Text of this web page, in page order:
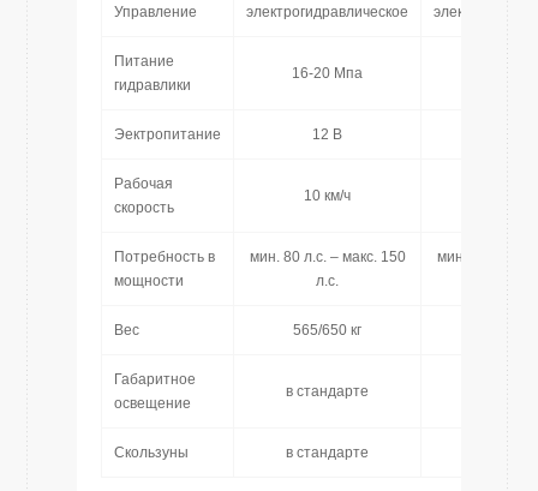
Управление электрогидравлическое
Питание
гидравлики
16-20 Мпа 16-20
Эектропитание 12 В 12 В
Рабочая
скорость
10 км/ч 10 км/ч
Потребность в
мощности
мин. 80 л.с. – макс. 150
л.с.
мин. 80 л.с. –
л.с.
Вес 565/650 кг
Габаритное
освещение
в стандарте в
Скользуны в стандарте